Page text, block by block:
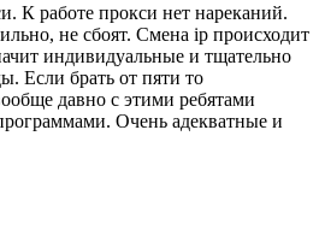
К работе прокси нет нареканий.
не сбоят. Смена ip происходит
индивидуальные и тщательно
Если брать от пяти то
давно с этими ребятами
Очень адекватные и